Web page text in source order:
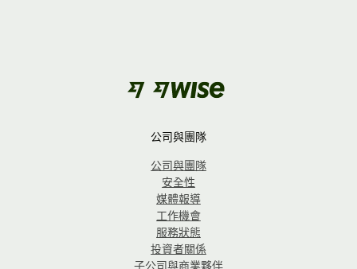
公司與團隊
公司與團隊
安全性
媒體報導
工作機會
服務狀態
投資者關係
子公司與商業夥伴